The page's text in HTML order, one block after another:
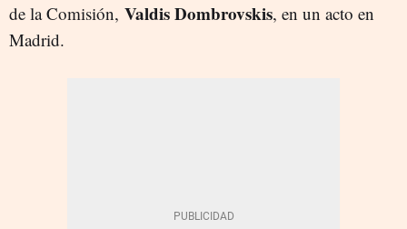
de la Comisión, Valdis Dombrovskis, en un acto en
Madrid.